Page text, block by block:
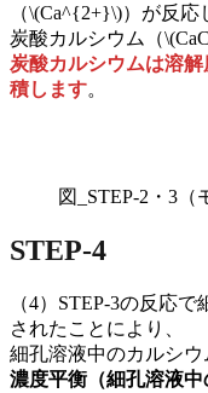
（\(Ca^{2+}\)）が反応
炭酸カルシウム（
炭酸カルシウムは溶
積します。
図_STEP-2・3（
STEP-4
（4）STEP-3の反応
されたことにより、
細孔溶液中のカルシウ
濃度平衡（細孔溶液